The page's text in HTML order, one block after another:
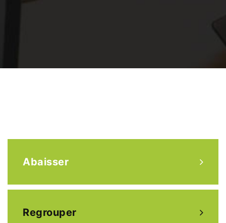
Abaisser
Regrouper